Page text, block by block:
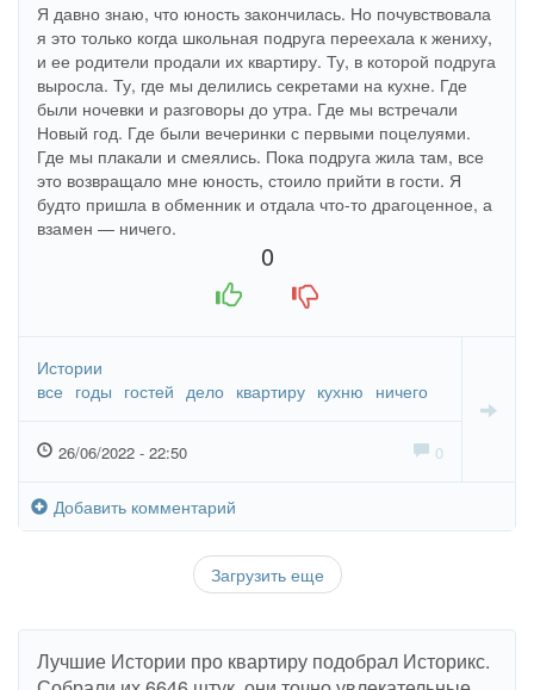
Я давно знаю, что юность закончилась. Но почувствовала
я это только когда школьная подруга переехала к жениху,
и ее родители продали их квартиру. Ту, в которой подруга
выросла. Ту, где мы делились секретами на кухне. Где
были ночевки и разговоры до утра. Где мы встречали
Новый год. Где были вечеринки с первыми поцелуями.
Где мы плакали и смеялись. Пока подруга жила там, все
это возвращало мне юность, стоило прийти в гости. Я
будто пришла в обменник и отдала что-то драгоценное, а
взамен — ничего.
0
Истории
все годы гостей дело квартиру кухню ничего
26/06/2022 - 22:50 0
Добавить комментарий
Загрузить еще
Лучшие Истории про квартиру подобрал Историкс.